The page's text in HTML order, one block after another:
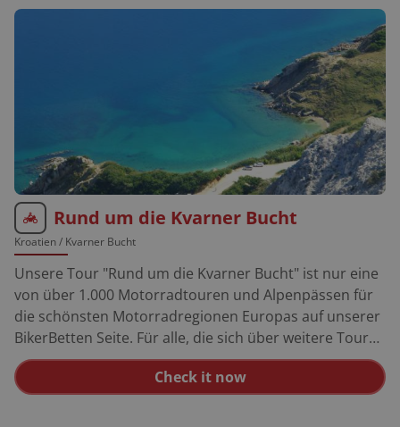
Rund um die Kvarner Bucht
Kroatien/ Kvarner Bucht
Unsere Tour "Rund um die Kvarner Bucht" ist nur eine
von über 1.000 Motorradtouren und Alpenpässen für
die schönsten Motorradregionen Europas auf unserer
BikerBetten Seite. Für alle, die sich über weitere Touren
informieren möchten, empfehlen wir unseren
Reiseführer Kroatien oder unsere BikerBetten
Check it now